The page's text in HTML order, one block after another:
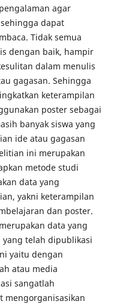
agar
dapat
Tidak semua
dengan baik, hampir
dalam menulis
gagasan. Sehingga
keterampilan
poster sebagai
banyak siswa yang
ide atau gagasan
ini merupakan
metode studi
data yang
yakni keterampilan
dan poster.
data yang
telah dipublikasi
yaitu dengan
atau media
sangatlah
mengorganisasikan